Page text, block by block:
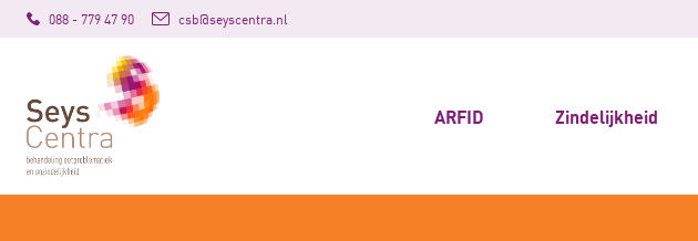
088 - 779 47 90 csb@seyscentra.nl
ARFID Zindelijkheid